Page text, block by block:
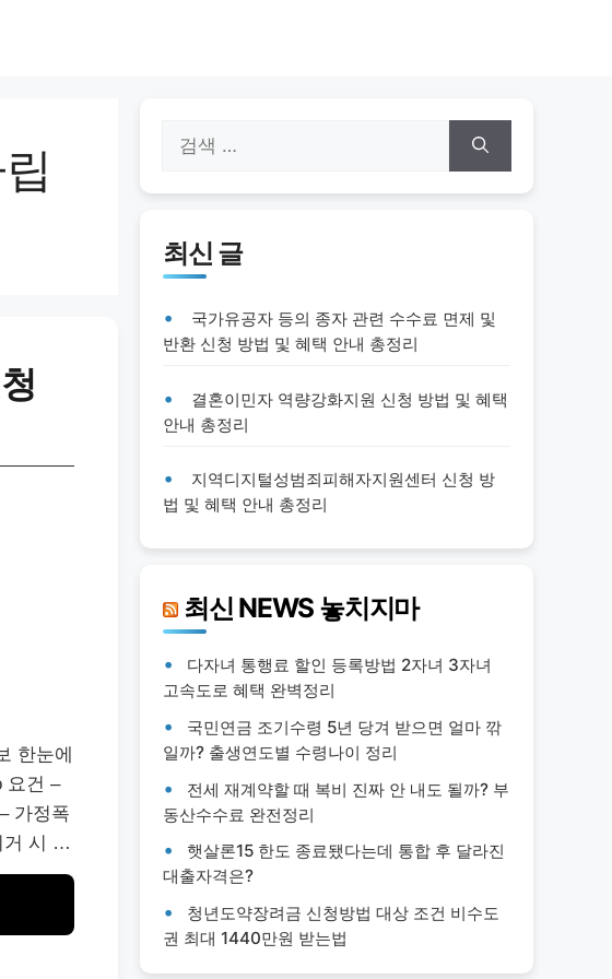
한눈에
요건 –
가정폭
거 시 …
색:
최신 글
국가유공자 등의 종자 관련 수수료 면제 및
반환 신청 방법 및 혜택 안내 총정리
결혼이민자 역량강화지원 신청 방법 및 혜택
안내 총정리
지역디지털성범죄피해자지원센터 신청 방
법 및 혜택 안내 총정리
최신 NEWS 놓치지마
다자녀 통행료 할인 등록방법 2자녀 3자녀
고속도로 혜택 완벽정리
국민연금 조기수령 5년 당겨 받으면 얼마 깎
일까? 출생연도별 수령나이 정리
전세 재계약할 때 복비 진짜 안 내도 될까? 부
동산수수료 완전정리
햇살론15 한도 종료됐다는데 통합 후 달라진
대출자격은?
청년도약장려금 신청방법 대상 조건 비수도
권 최대 1440만원 받는법